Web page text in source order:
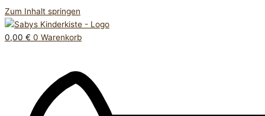
Zum Inhalt springen
0,00 € 0 Warenkorb